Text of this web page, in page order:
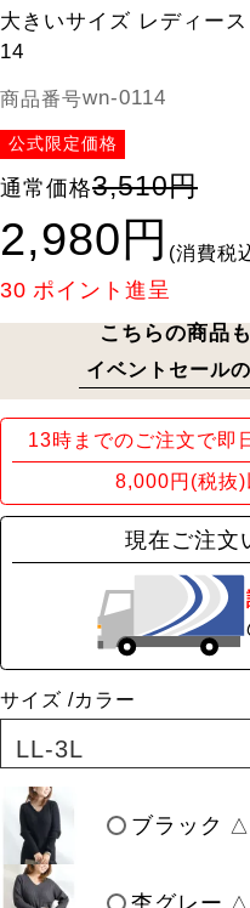
大きいサイズ レディー
14
商品番号wn-0114
公式限定価格
通常価格3,510円
2,980円 (消費税
30 ポイント進呈
こちらの商品
イベントセール
13時までのご注文で即
8,000円(税抜)
現在ご注文
サイズ カラー
ブラック △